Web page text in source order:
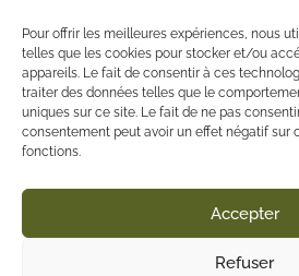
Pour offrir les meilleures expériences, nous
telles que les cookies pour stocker et/ou
appareils. Le fait de consentir à ces
traiter des données telles que le
uniques sur ce site. Le fait de ne pas
consentement peut avoir un effet négatif sur
fonctions.
Accepter
Refuser